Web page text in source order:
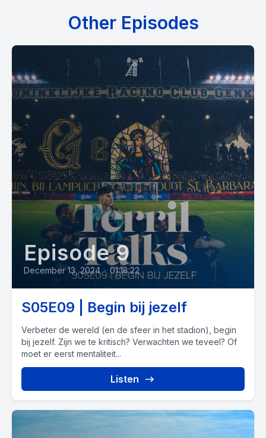
Other Episodes
Episode 9
December 13, 2024 • 01:18:22
S05E09 | Begin bij jezelf
Verbeter de wereld (en de sfeer in het stadion), begin
bij jezelf. Zijn we te kritisch? Verwachten we teveel? Of
moet er eerst mentaliteit...
Listen